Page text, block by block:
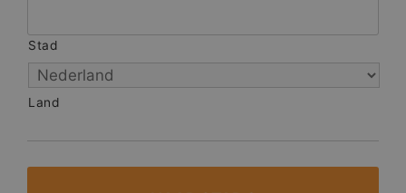
Stad
Land